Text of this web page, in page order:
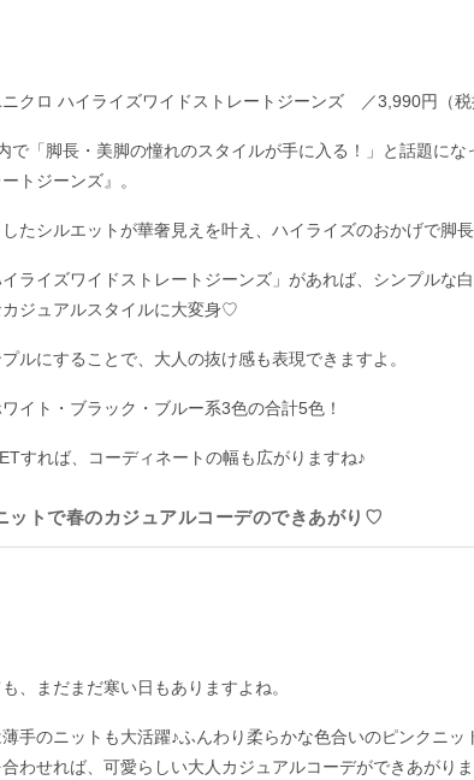
ニクロ ハイライズワイドストレートジーンズ ／3,990円（税
で「脚長・美脚の憧れのスタイルが手に入る！」と話題に
トジーンズ』。
たシルエットが華奢見えを叶え、ハイライズのおかげで脚
ライズワイドストレートジーンズ」があれば、シンプルな
カジュアルスタイルに大変身♡
ルにすることで、大人の抜け感も表現できますよ。
イト・ブラック・ブルー系3色の合計5色！
すれば、コーディネートの幅も広がりますね♪
ットで春のカジュアルコーデのできあがり♡
、まだまだ寒い日もありますよね。
手のニットも大活躍♪ふんわり柔らかな色合いのピンクニッ
わせれば、可愛らしい大人カジュアルコーデができあがりま